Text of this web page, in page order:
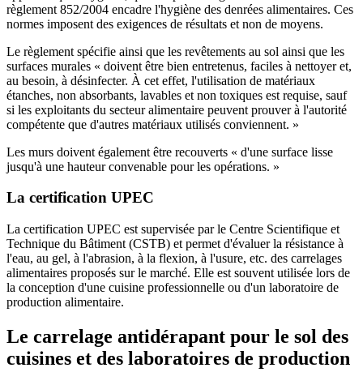
règlement 852/2004 encadre l'hygiène des denrées alimentaires. Ces
normes imposent des exigences de résultats et non de moyens.
Le règlement spécifie ainsi que les revêtements au sol ainsi que les
surfaces murales « doivent être bien entretenus, faciles à nettoyer et,
au besoin, à désinfecter. À cet effet, l'utilisation de matériaux
étanches, non absorbants, lavables et non toxiques est requise, sauf
si les exploitants du secteur alimentaire peuvent prouver à l'autorité
compétente que d'autres matériaux utilisés conviennent. »
Les murs doivent également être recouverts « d'une surface lisse
jusqu'à une hauteur convenable pour les opérations. »
La certification UPEC
La certification UPEC est supervisée par le Centre Scientifique et
Technique du Bâtiment (CSTB) et permet d'évaluer la résistance à
l'eau, au gel, à l'abrasion, à la flexion, à l'usure, etc. des carrelages
alimentaires proposés sur le marché. Elle est souvent utilisée lors de
la conception d'une cuisine professionnelle ou d'un laboratoire de
production alimentaire.
Le carrelage antidérapant pour le sol des
cuisines et des laboratoires de production